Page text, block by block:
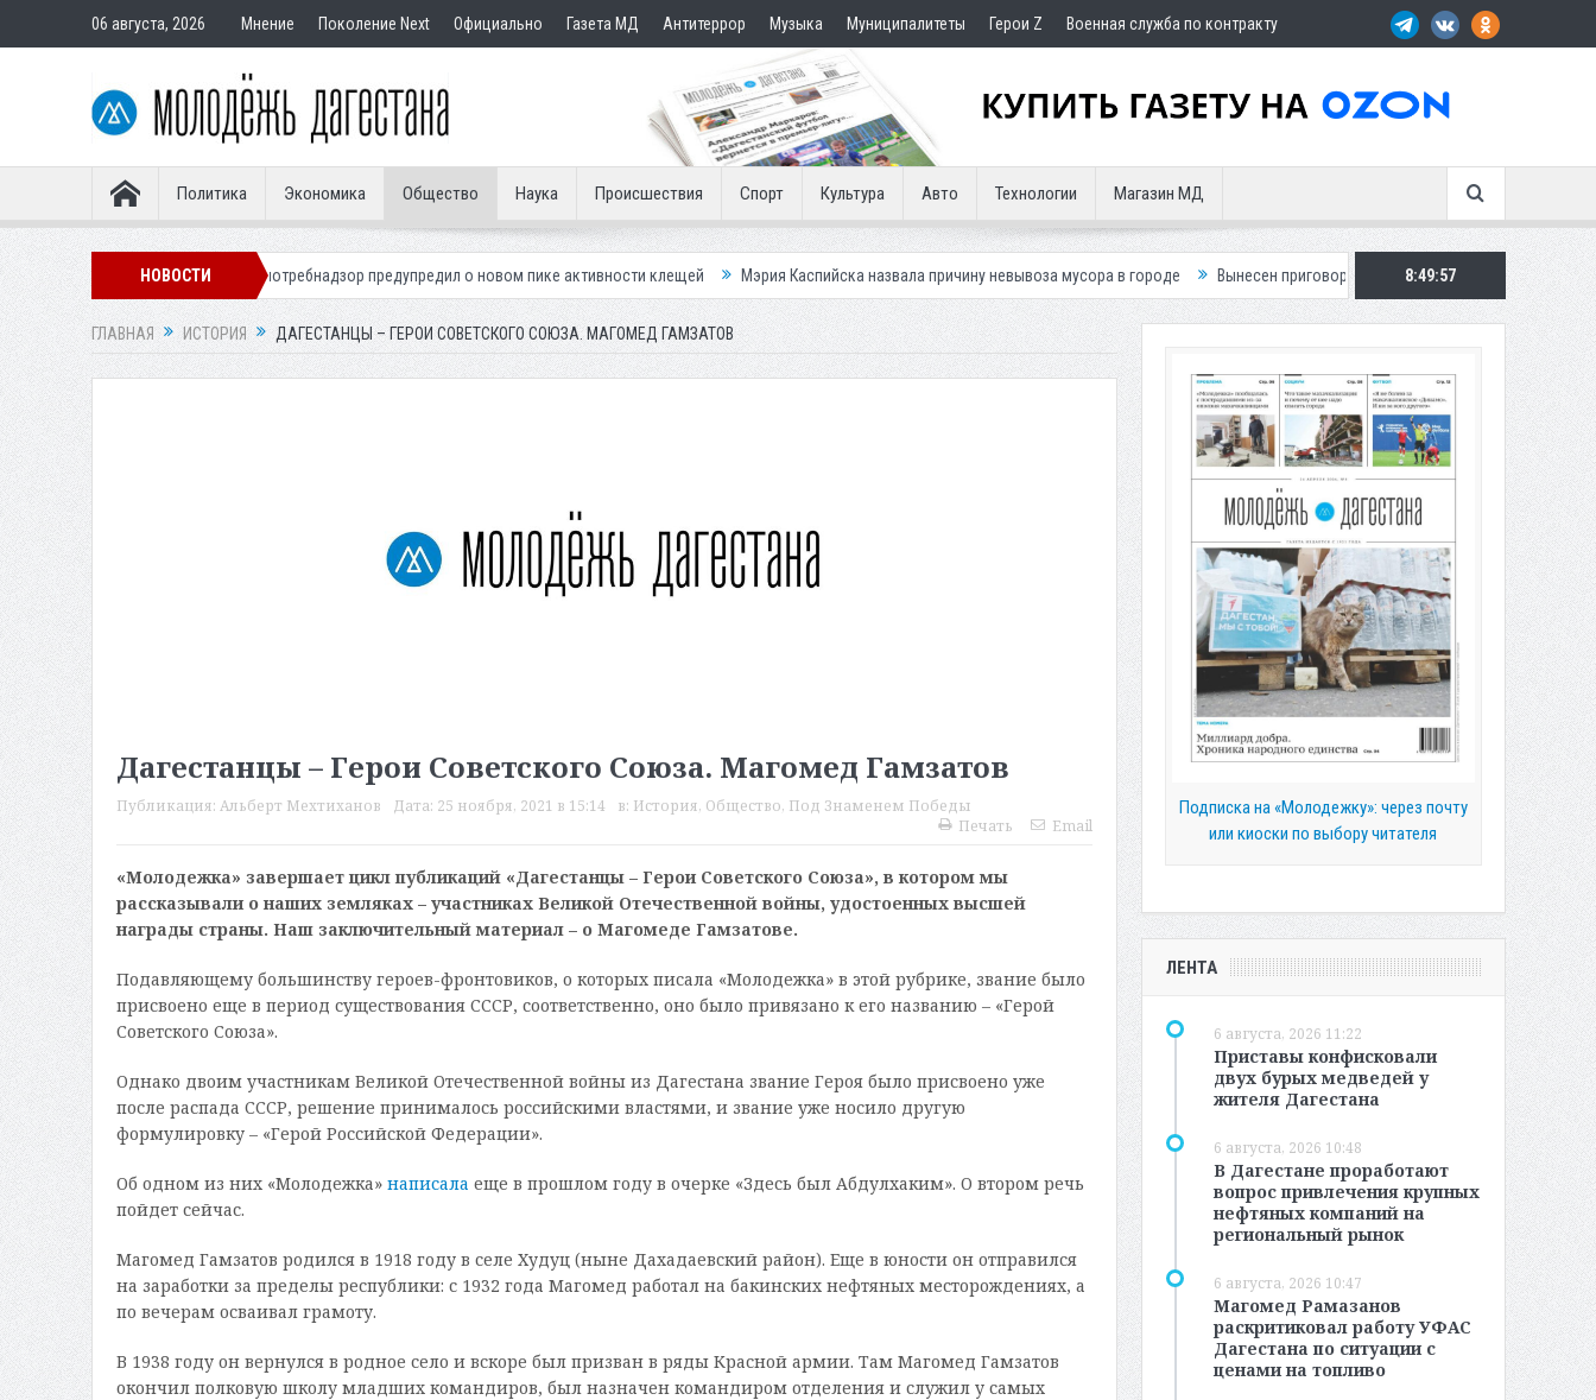
06 августа, 2026 Мнение Поколение Next Официально Газета МД Антитеррор Музыка Муниципалитеты Герои Z Военная служба по контракту
Политика Экономика Общество Наука Происшествия Спорт Культура Авто Технологии Магазин МД
НОВОСТИ
Роспотребнадзор предупредил о новом пике активности клещей Мэрия Каспийска назвала причину невывоза мусора в городе Вынесен приговор по делу о гибели подростка в ДТП Путин
8:49:58
ГЛАВНАЯ ИСТОРИЯ ДАГЕСТАНЦЫ – ГЕРОИ СОВЕТСКОГО СОЮЗА. МАГОМЕД ГАМЗАТОВ
Дагестанцы – Герои Советского Союза. Магомед Гамзатов
Публикация: Альберт Мехтиханов Дата: 25 ноября, 2021 в 15:14 в: История, Общество, Под Знаменем Победы
Печать
Email
«Молодежка» завершает цикл публикаций «Дагестанцы – Герои Советского Союза», в котором мы
рассказывали о наших земляках – участниках Великой Отечественной войны, удостоенных высшей
награды страны. Наш заключительный материал – о Магомеде Гамзатове.
Подавляющему большинству героев-фронтовиков, о которых писала «Молодежка» в этой рубрике, звание было
присвоено еще в период существования СССР, соответственно, оно было привязано к его названию – «Герой
Советского Союза».
Однако двоим участникам Великой Отечественной войны из Дагестана звание Героя было присвоено уже
после распада СССР, решение принималось российскими властями, и звание уже носило другую
формулировку – «Герой Российской Федерации».
Об одном из них «Молодежка» написала еще в прошлом году в очерке «Здесь был Абдулхаким». О втором речь
пойдет сейчас.
Магомед Гамзатов родился в 1918 году в селе Худуц (ныне Дахадаевский район). Еще в юности он отправился
на заработки за пределы республики: с 1932 года Магомед работал на бакинских нефтяных месторождениях, а
по вечерам осваивал грамоту.
В 1938 году он вернулся в родное село и вскоре был призван в ряды Красной армии. Там Магомед Гамзатов
окончил полковую школу младших командиров, был назначен командиром отделения и служил у самых
Подписка на «Молодежку»: через почту
или киоски по выбору читателя
ЛЕНТА
6 августа, 2026 11:22
Приставы конфисковали
двух бурых медведей у
жителя Дагестана
6 августа, 2026 10:48
В Дагестане проработают
вопрос привлечения крупных
нефтяных компаний на
региональный рынок
6 августа, 2026 10:47
Магомед Рамазанов
раскритиковал работу УФАС
Дагестана по ситуации с
ценами на топливо